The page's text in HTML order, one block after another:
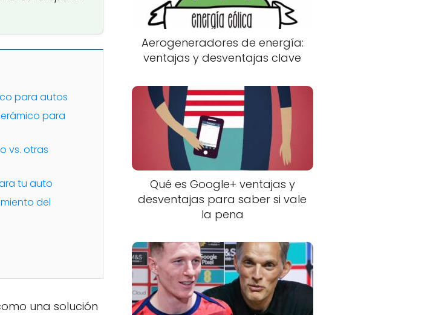
para autos
para
vs. otras
tu auto
del
una solución
Aerogeneradores de energía:
ventajas y desventajas clave
Qué es Google+ ventajas y
desventajas para saber si vale
la pena